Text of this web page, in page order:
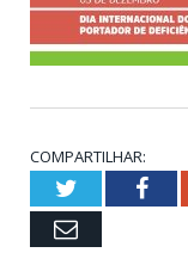
COMPARTILHAR:
Twitter
Email